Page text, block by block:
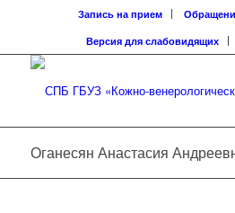
Запись на прием
Версия для слабовидящих
Оганесян Анастасия